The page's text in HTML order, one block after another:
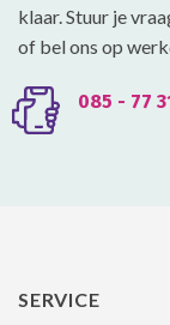
klaar. Stuur je
of bel ons op
085 - 77
SERVICE